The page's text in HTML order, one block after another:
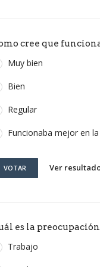
cree que
Muy bien
Bien
Regular
Funcionaba mejor en
VOTAR Ver
es la
Trabajo